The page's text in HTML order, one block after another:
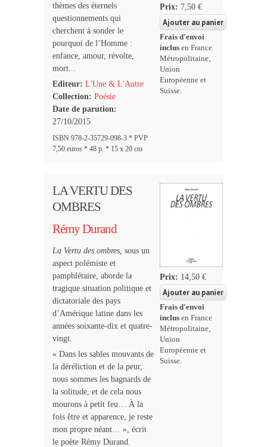
thèmes des éternels
questionnements qui
cherchent à sonder le
pourquoi de l’Homme :
enfance, amour, révolte,
mort...
Editeur: L'Une & L'Autre
Collection: Poésie
Date de parution:
27/10/2015
ISBN 978-2-35729-098-3 * PVP
7,50 euros * 48 p. * 15 x 20 cm
Prix: 7,50 €
Frais d'envoi
inclus en France
Métropolitaine,
Union
Européenne et
Suisse.
LA VERTU DES
OMBRES
Rémy Durand
La Vertu des ombres, sous un
aspect polémiste et
pamphlétaire, aborde la
tragique situation politique et
dictatoriale des pays
d’Amérique latine dans les
années soixante-dix et quatre-
vingt.
« Dans les sables mouvants de
la déréliction et de la peur,
nous sommes les bagnards de
la solitude, et de cela nous
mourons à petit feu… À la
fois être et apparence, je reste
mon propre néant… », écrit
le poète Rémy Durand.
Prix: 14,50 €
Frais d'envoi
inclus en France
Métropolitaine,
Union
Européenne et
Suisse.